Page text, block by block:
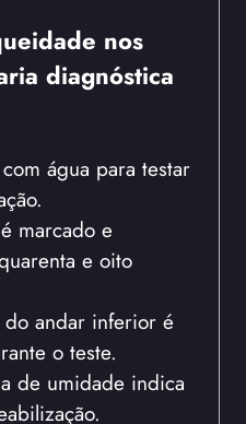
nos
diagnóstica
água para testar
marcado e
e oito
andar inferior é
o teste.
de umidade indica